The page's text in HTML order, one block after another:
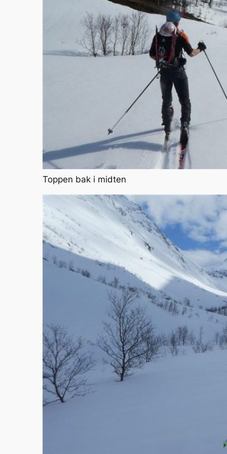
Toppen bak i midten